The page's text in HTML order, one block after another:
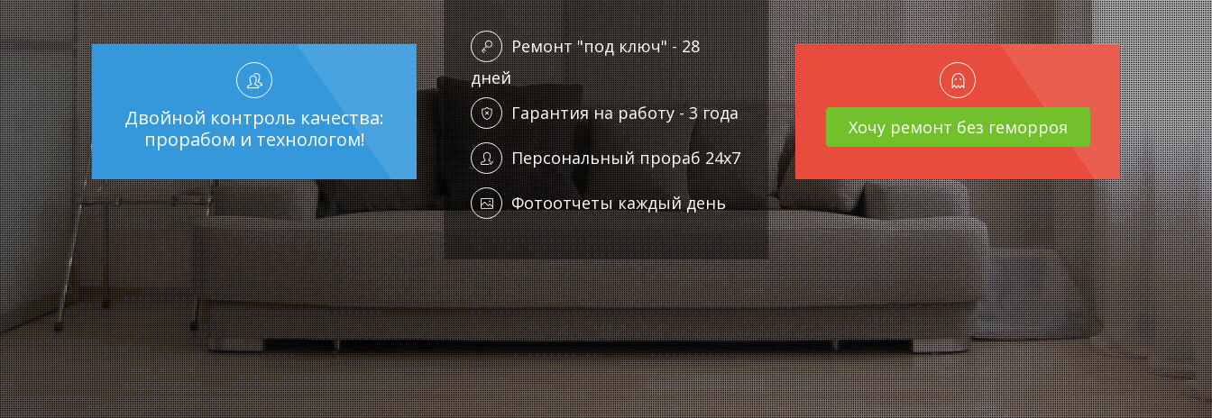
Двойной контроль качества:
прорабом и технологом!
Ремонт "под ключ" - 28
дней
Гарантия на работу - 3 года
Персональный прораб 24x7
Фотоотчеты каждый день
Хочу ремонт без геморроя